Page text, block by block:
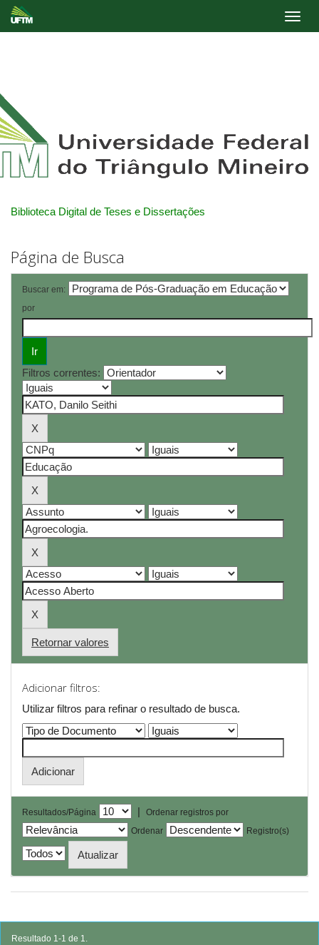
Biblioteca Digital de Teses e Dissertações
Página de Busca
Buscar em:
por
Filtros correntes:
Retornar valores
Adicionar filtros:
Utilizar filtros para refinar o resultado de busca.
Resultados/Página |
Ordenar registros por
Ordenar
Registro(s)
Resultado 1-1 de 1.